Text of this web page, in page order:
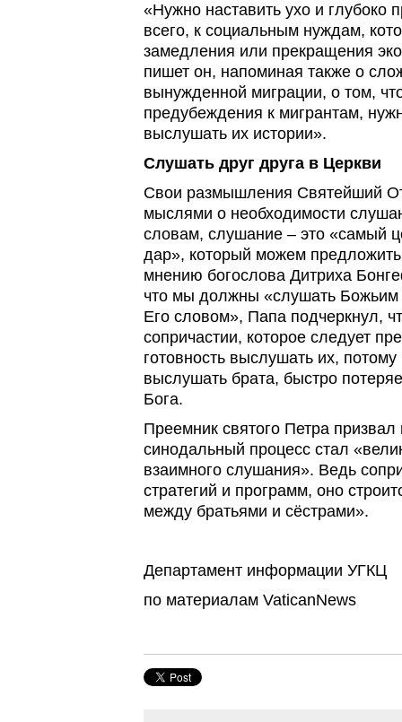
«Нужно наставить ухо и глубоко
всего, к социальным нуждам,
замедления или прекращения
пишет он, напоминая также о
вынужденной миграции, о том,
предубеждения к мигрантам,
выслушать их истории».
Слушать друг друга в Церкви
Свои размышления Святейший
мыслями о необходимости
словам, слушание – это «самый
дар», который можем
мнению богослова Дитриха
что мы должны «слушать Божьим
Его словом», Папа подчеркнул,
сопричастии, которое следует
готовность выслушать их, потому
выслушать брата, быстро
Бога.
Преемник святого Петра
синодальный процесс стал
взаимного слушания». Ведь
стратегий и программ, оно
между братьями и сёстрами».
Департамент информации УГКЦ
по материалам VaticanNews